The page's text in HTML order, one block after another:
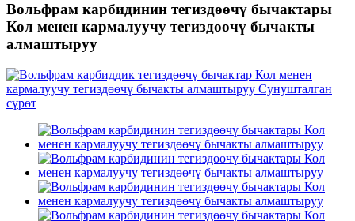
Вольфрам карбидинин тегиздөөчү бычактары
Кол менен кармалуучу тегиздөөчү бычакты
алмаштыруу